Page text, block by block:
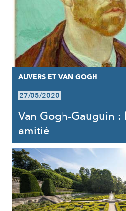
AUVERS ET VAN GOGH
27/05/2020
Van Gogh-Gauguin :
amitié